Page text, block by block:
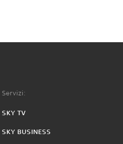
Servizi:
SKY TV
SKY BUSINESS